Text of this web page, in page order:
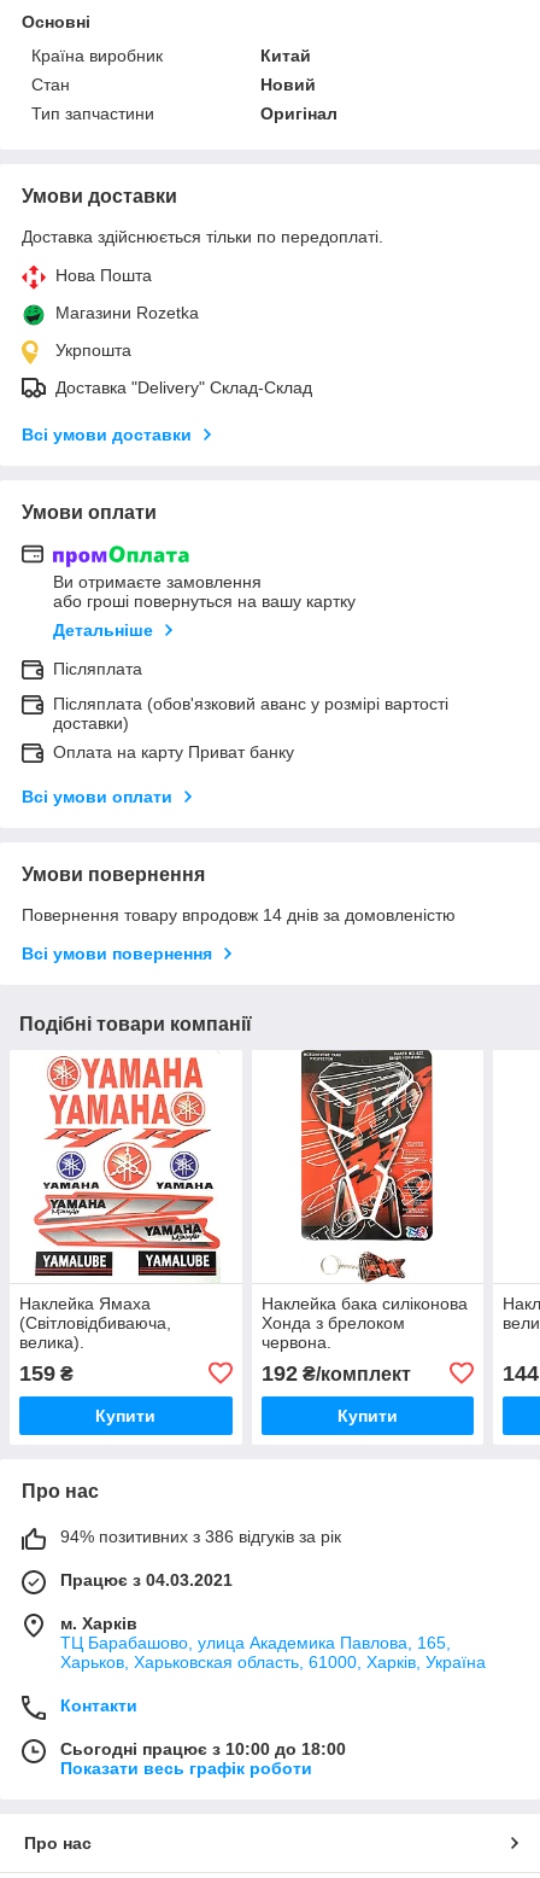
Основні
Країна виробник
Китай
Стан
Новий
Тип запчастини
Оригінал
Умови доставки
Доставка здійснюється тільки по передоплаті.
Нова Пошта
Магазини Rozetka
Укрпошта
Доставка "Delivery" Склад-Склад
Всі умови доставки
Умови оплати
Ви отримаєте замовлення
або гроші повернуться на вашу картку
Детальніше
Післяплата
Післяплата (обов'язковий аванс у розмірі вартості
доставки)
Оплата на карту Приват банку
Всі умови оплати
Умови повернення
Повернення товару впродовж 14 днів за домовленістю
Всі умови повернення
Подібні товари компанії
Наклейка Ямаха
(Світловідбиваюча,
велика).
159 ₴
Купити
Наклейка бака силіконова
Хонда з брелоком
червона.
192₴/комплект
Купити
144
Про нас
94% позитивних з 386 відгуків за рік
Працює з 04.03.2021
м. Харків
ТЦ Барабашово, улица Академика Павлова, 165,
Харьков, Харьковская область, 61000, Харків, Україна
Контакти
Сьогодні працює з 10:00 до 18:00
Показати весь графік роботи
Про нас